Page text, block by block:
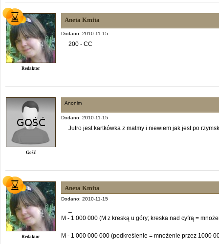
Redaktor
Aneta Kmita
Dodano: 2010-11-15
200 - CC
Gość
Anonim
Dodano: 2010-11-15
Jutro jest kartkówka z matmy i niewiem jak jest po
Redaktor
Aneta Kmita
Dodano: 2010-11-15
M - 1 000 000 (M z kreską u góry; kreska nad cyfrą =
M - 1 000 000 000 (podkreślenie = mnożenie przez 1000